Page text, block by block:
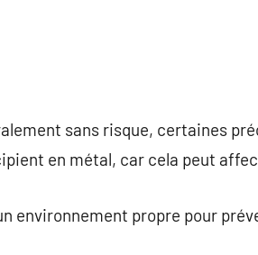
sans risque, certaines
en métal, car cela peut
environnement propre pour